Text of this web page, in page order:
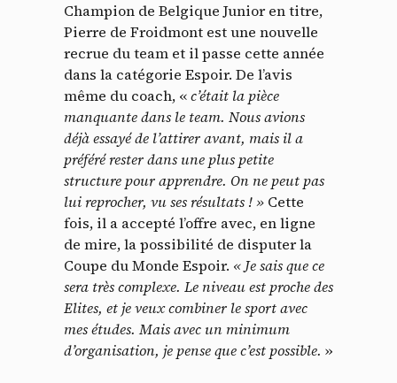
Champion de Belgique Junior en titre,
Pierre de Froidmont est une nouvelle
recrue du team et il passe cette année
dans la catégorie Espoir. De l’avis
même du coach, «c’était la pièce
manquante dans le team. Nous avions
déjà essayé de l’attirer avant, mais il a
préféré rester dans une plus petite
structure pour apprendre. On ne peut pas
lui reprocher, vu ses résultats !» Cette
fois, il a accepté l’offre avec, en ligne
de mire, la possibilité de disputer la
Coupe du Monde Espoir. « Je sais que ce
sera très complexe. Le niveau est proche des
Elites, et je veux combiner le sport avec
mes études. Mais avec un minimum
d’organisation, je pense que c’est possible. »